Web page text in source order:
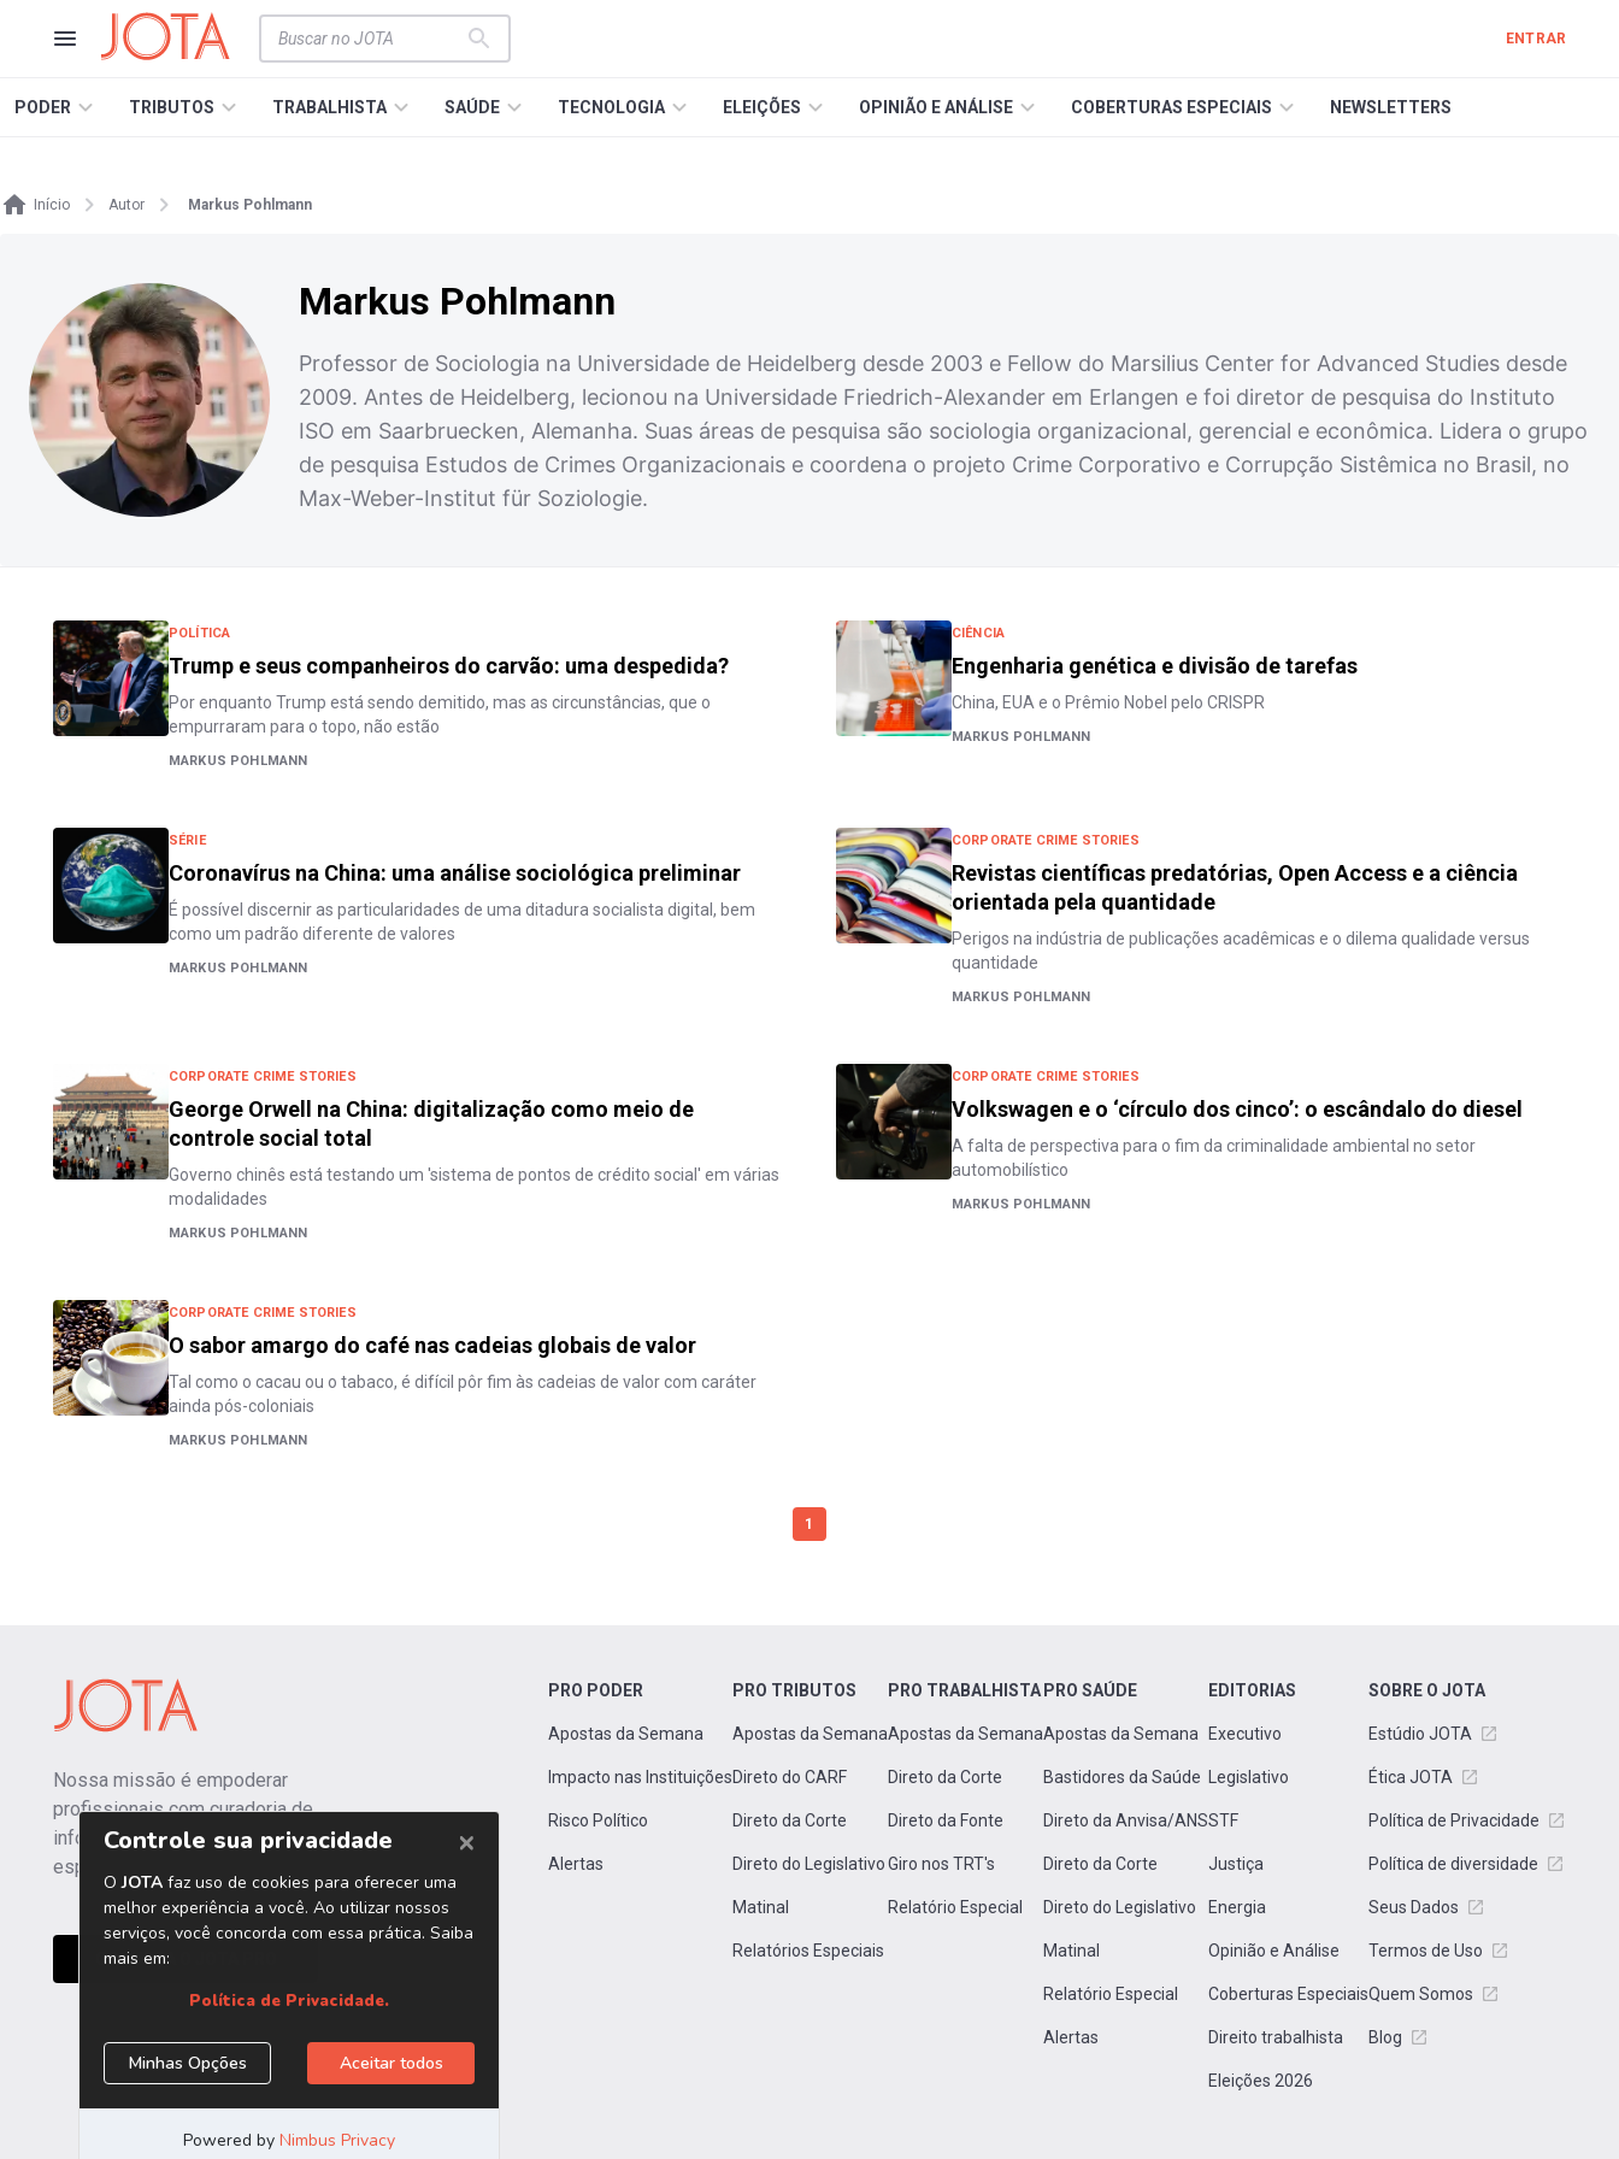
ENTRAR
PODER TRIBUTOS TRABALHISTA SAÚDE TECNOLOGIA ELEIÇÕES OPINIÃO E ANÁLISE COBERTURAS ESPECIAIS NEWSLETTERS
Início Autor Markus Pohlmann
Markus Pohlmann
Professor de Sociologia na Universidade de Heidelberg desde 2003 e Fellow do Marsilius Center for Advanced Studies desde
2009. Antes de Heidelberg, lecionou na Universidade Friedrich-Alexander em Erlangen e foi diretor de pesquisa do Instituto
ISO em Saarbruecken, Alemanha. Suas áreas de pesquisa são sociologia organizacional, gerencial e econômica. Lidera o grupo
de pesquisa Estudos de Crimes Organizacionais e coordena o projeto Crime Corporativo e Corrupção Sistêmica no Brasil, no
Max-Weber-Institut für Soziologie.
POLÍTICA
Trump e seus companheiros do carvão: uma despedida?
Por enquanto Trump está sendo demitido, mas as circunstâncias, que o
empurraram para o topo, não estão
MARKUS POHLMANN
CIÊNCIA
Engenharia genética e divisão de tarefas
China, EUA e o Prêmio Nobel pelo CRISPR
MARKUS POHLMANN
SÉRIE
Coronavírus na China: uma análise sociológica preliminar
É possível discernir as particularidades de uma ditadura socialista digital, bem
como um padrão diferente de valores
MARKUS POHLMANN
CORPORATE CRIME STORIES
Revistas científicas predatórias, Open Access e a ciência
orientada pela quantidade
Perigos na indústria de publicações acadêmicas e o dilema qualidade versus
quantidade
MARKUS POHLMANN
CORPORATE CRIME STORIES
George Orwell na China: digitalização como meio de
controle social total
Governo chinês está testando um 'sistema de pontos de crédito social' em várias
modalidades
MARKUS POHLMANN
CORPORATE CRIME STORIES
Volkswagen e o ‘círculo dos cinco’: o escândalo do diesel
A falta de perspectiva para o fim da criminalidade ambiental no setor
automobilístico
MARKUS POHLMANN
CORPORATE CRIME STORIES
O sabor amargo do café nas cadeias globais de valor
Tal como o cacau ou o tabaco, é difícil pôr fim às cadeias de valor com caráter
ainda pós-coloniais
MARKUS POHLMANN
1
Nossa missão é empoderar
profissionais com curadoria de
informações independentes e
especializadas.
CONHEÇA O JOTA PRO
PRO PODER
Apostas da Semana
Impacto nas Instituições
Risco Político
Alertas
PRO TRIBUTOS
Apostas da Semana
Direto do CARF
Direto da Corte
Direto do Legislativo
Matinal
Relatórios Especiais
PRO TRABALHISTA
Apostas da Semana
Direto da Corte
Direto da Fonte
Giro nos TRT's
Relatório Especial
PRO SAÚDE
Apostas da Semana
Bastidores da Saúde
Direto da Anvisa/ANS
Direto da Corte
Direto do Legislativo
Matinal
Relatório Especial
Alertas
EDITORIAS
Executivo
Legislativo
STF
Justiça
Energia
Opinião e Análise
Coberturas Especiais
Direito trabalhista
Eleições 2026
SOBRE O JOTA
Estúdio JOTA
Ética JOTA
Política de Privacidade
Política de diversidade
Seus Dados
Termos de Uso
Quem Somos
Blog